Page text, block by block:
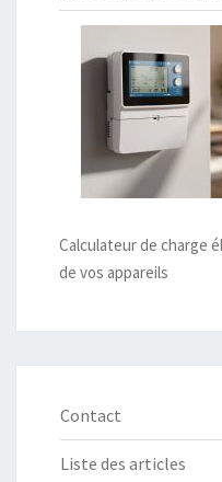
Calculateur de charge
de vos appareils
Contact
Liste des articles